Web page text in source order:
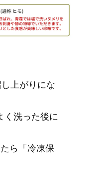
上がりにな
く洗った後に
ら「冷凍保